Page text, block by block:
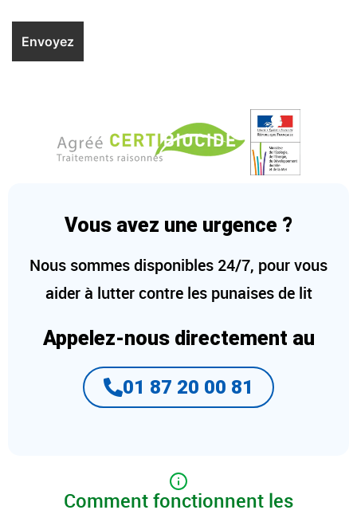
Vous avez une urgence ?
Nous sommes disponibles 24/7, pour vous
aider à lutter contre les punaises de lit
Appelez-nous directement au
01 87 20 00 81
Comment fonctionnent les